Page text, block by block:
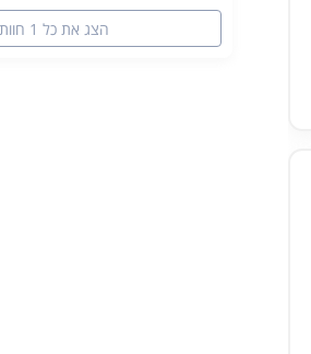
הצג את כל 1 חוות הדעת